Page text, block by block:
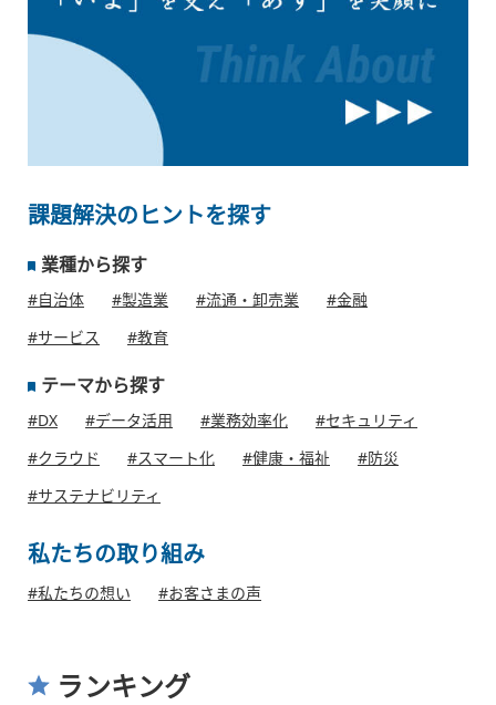
課題解決のヒントを探す
業種から探す
#自治体 #製造業 #流通・卸売業
#金融
#サービス
#教育
テーマから探す
#DX #データ活用 #業務効率化
#セキュリティ
#クラウド
#スマート化 #健康・福祉
#防災
#サステナビリティ
私たちの取り組み
#私たちの想い #お客さまの声
ランキング